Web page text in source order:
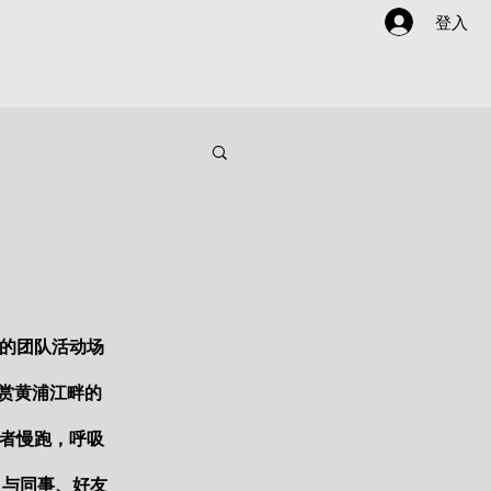
登入
团队活动场
黄浦江畔的
慢跑，呼吸
同事、好友